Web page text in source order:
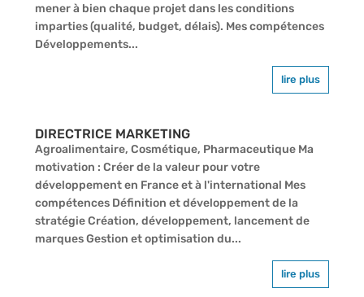
mener à bien chaque projet dans les conditions
imparties (qualité, budget, délais). Mes compétences
Développements...
lire plus
DIRECTRICE MARKETING
Agroalimentaire, Cosmétique, Pharmaceutique Ma
motivation : Créer de la valeur pour votre
développement en France et à l'international Mes
compétences Définition et développement de la
stratégie Création, développement, lancement de
marques Gestion et optimisation du...
lire plus